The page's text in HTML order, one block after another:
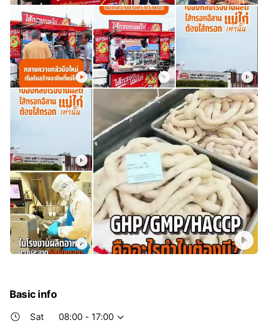
Basic info
Sat
08:00 - 17:00